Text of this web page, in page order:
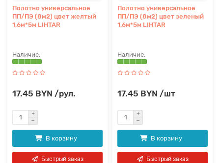
Полотно универсальное
ПП/ПЭ (8м2) цвет желтый
1,6м*5м LIHTAR
17.45 BYN /рул.
В корзину
Быстрый заказ
Полотно универсальное
ПП/ПЭ (8м2) цвет зеленый
1,6м*5м LIHTAR
17.45 BYN /шт
В корзину
Быстрый заказ